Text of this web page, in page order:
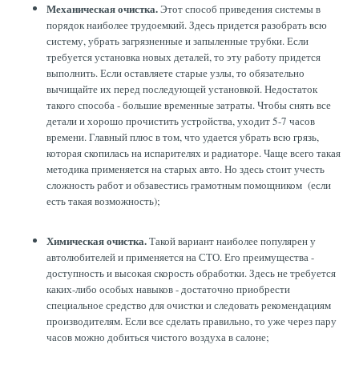
Механическая очистка.Этот способ приведения системы в
порядок наиболее трудоемкий. Здесь придется разобрать всю
систему, убрать загрязненные и запыленные трубки. Если
требуется установка новых деталей, то эту работу придется
выполнить. Если оставляете старые узлы, то обязательно
вычищайте их перед последующей установкой. Недостаток
такого способа - большие временные затраты. Чтобы снять все
детали и хорошо прочистить устройства, уходит 5-7 часов
времени. Главный плюс в том, что удается убрать всю грязь,
которая скопилась на испарителях и радиаторе. Чаще всего такая
методика применяется на старых авто. Но здесь стоит учесть
сложность работ и обзавестись грамотным помощником (если
есть такая возможность);
Химическая очистка.Такой вариант наиболее популярен у
автолюбителей и применяется на СТО. Его преимущества -
доступность и высокая скорость обработки. Здесь не требуется
каких-либо особых навыков - достаточно приобрести
специальное средство для очистки и следовать рекомендациям
производителям. Если все сделать правильно, то уже через пару
часов можно добиться чистого воздуха в салоне;